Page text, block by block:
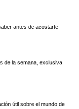
antes de acostarte
de la semana, exclusiva
útil sobre el mundo de